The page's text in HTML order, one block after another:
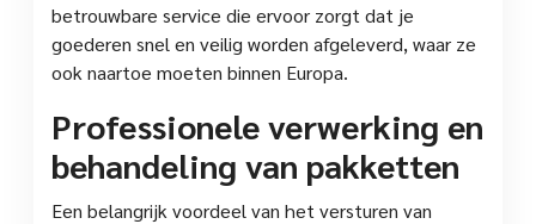
betrouwbare service die ervoor zorgt dat je
goederen snel en veilig worden afgeleverd, waar ze
ook naartoe moeten binnen Europa.
Professionele verwerking en
behandeling van pakketten
Een belangrijk voordeel van het versturen van